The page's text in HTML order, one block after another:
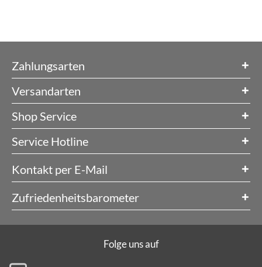
Zahlungsarten
Versandarten
Shop Service
Service Hotline
Kontakt per E-Mail
Zufriedenheitsbarometer
Folge uns auf